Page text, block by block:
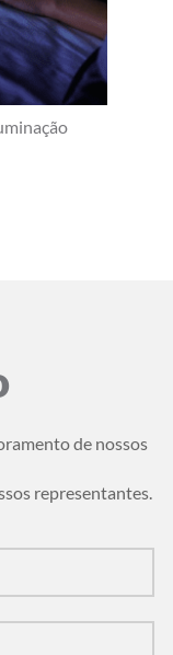
de nossos
representantes.